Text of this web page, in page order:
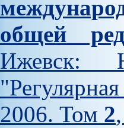
общей
Ижевск:
2006. Том 2